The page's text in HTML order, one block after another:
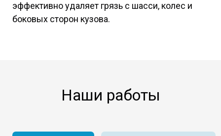
эффективно удаляет грязь с шасси, колес и
боковых сторон кузова.
Наши работы